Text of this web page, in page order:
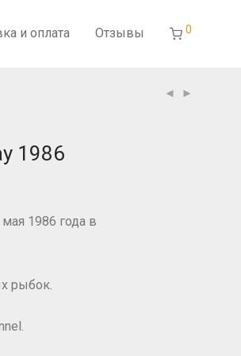
и оплата Отзывы 0
1986
1986 года в
рыбок.